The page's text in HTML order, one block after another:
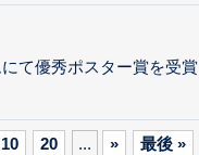
て優秀ポスター賞を受賞
10 20 ... » 最後 »